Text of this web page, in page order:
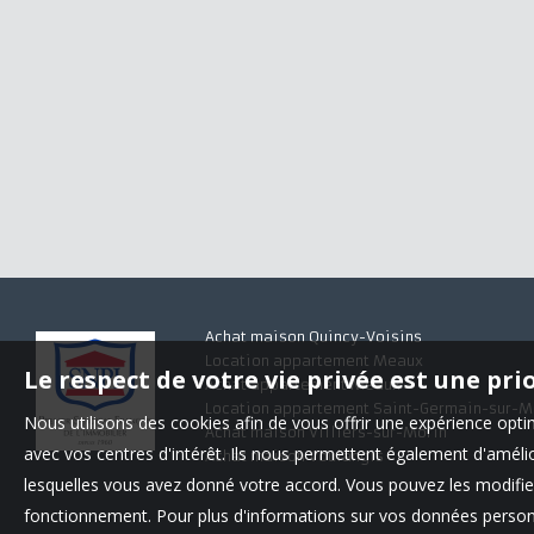
Achat maison Quincy-Voisins
Location appartement Meaux
Achat appartement Meaux
Location appartement Saint-Germain-sur-
Achat maison Villiers-sur-Morin
Achat maison Voulangis
Le respect de votre vie privée est une
Nous utilisons des cookies afin de vous offrir une expérience
avec vos centres d'intérêt. Ils nous permettent également
lesquelles vous avez donné votre accord. Vous pouvez les
fonctionnement. Pour plus d'informations sur vos données